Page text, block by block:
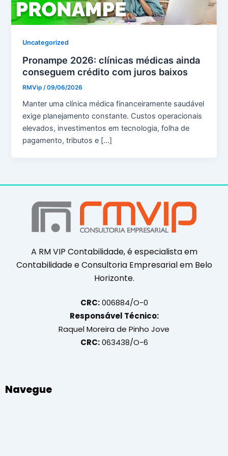
Uncategorized
Pronampe 2026: clínicas médicas ainda
conseguem crédito com juros baixos
RMVip /09/06/2026
Manter uma clínica médica financeiramente saudável
exige planejamento constante. Custos operacionais
elevados, investimentos em tecnologia, folha de
pagamento, tributos e […]
A RM VIP Contabilidade, é especialista em
Contabilidade e Consultoria Empresarial em Belo
Horizonte.
CRC:006884/O-0
Responsável Técnico:
Raquel Moreira de Pinho Jove
CRC:063438/O-6
Navegue